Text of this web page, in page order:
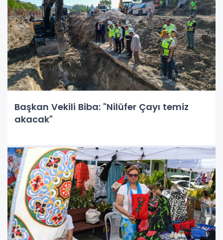
Başkan Vekili Biba: "Nilüfer Çayı temiz
akacak"